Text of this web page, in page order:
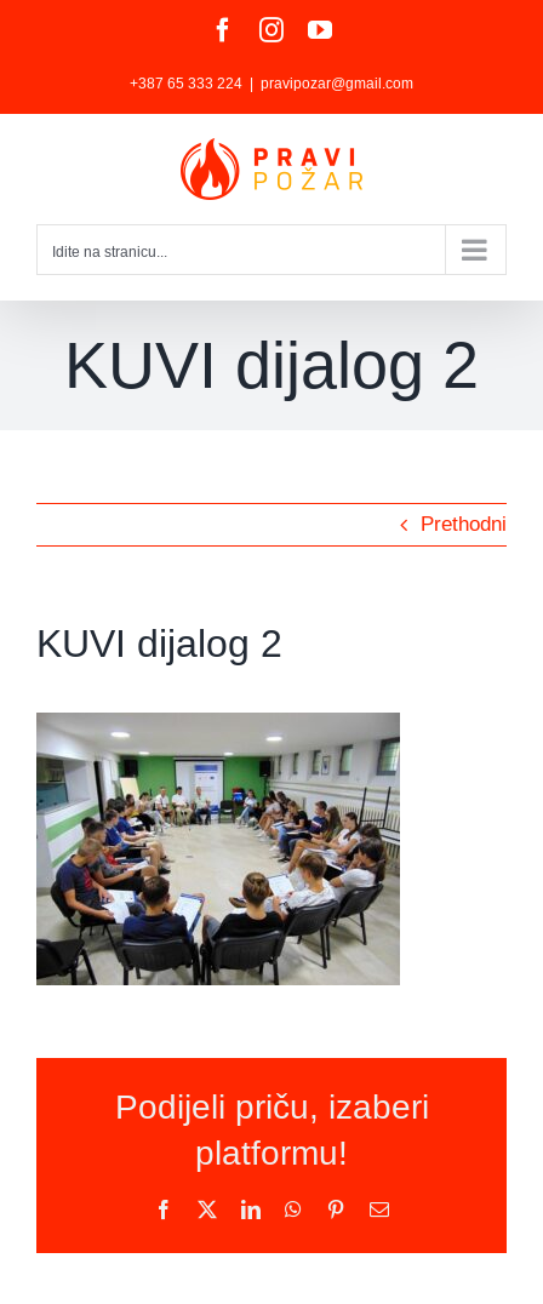
Facebook
InstagramYouTube
+387 65 333 224 pravipozar@gmail.com
Idite na stranicu...
KUVI dijalog 2
Prethodni
KUVI dijalog 2
Podijeli priču, izaberi
platformu!
Facebook LinkedInWhatsApp
PinterestEmail